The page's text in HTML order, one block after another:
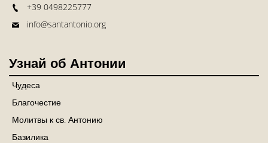
+39 0498225777
info@santantonio.org
Узнай об Антонии
Чудеса
Благочестие
Молитвы к св. Антонию
Базилика